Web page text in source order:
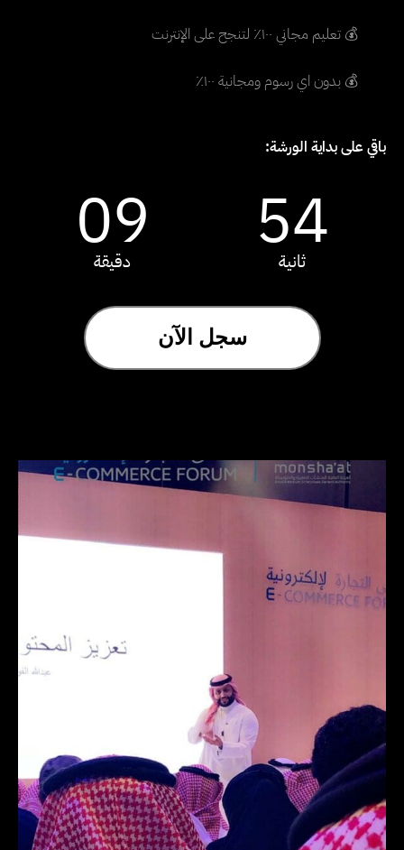
💰 تعليم مجاني ١٠٠٪ لتنجح على الإنترنت
💰 بدون اي رسوم ومجانية ١٠٠٪
باقي على بداية الورشة:
09
دقيقة 53
ثانية
سجل الآن